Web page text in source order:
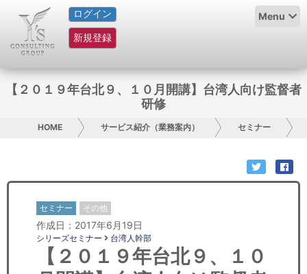
ログイン
新規登録
Menu
HOME
サービス紹介
お問い合わせ
日本人にPR
コンサルティング
【２０１９年台北９、１０月開講】台湾人向け監督者
研修
HOME サービス紹介（業務案内） セミナー
セミナー その他
作成日：2017年6月19日
シリーズセミナー 台湾人幹部
【２０１９年台北９、１０